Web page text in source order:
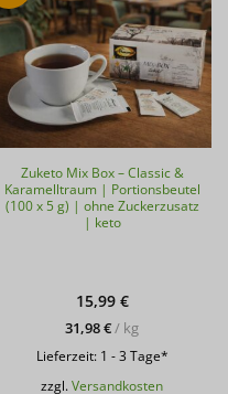
Zuketo Mix Box – Classic &
Karamelltraum | Portionsbeutel
(100 x 5 g) | ohne Zuckerzusatz
| keto
15,99 €
31,98€/ kg
Lieferzeit: 1 - 3 Tage*
zzgl.Versandkosten